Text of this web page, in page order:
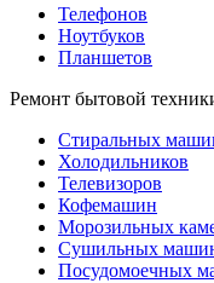
Телефонов
Ноутбуков
Планшетов
Ремонт бытовой
Стиральных
Холодильников
Телевизоров
Кофемашин
Морозильных
Сушильных
Посудомоечных